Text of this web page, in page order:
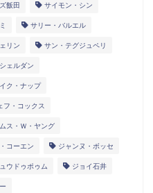
飯田 サイモン・シン
サリー・バルエル
リン サン・テグジュペリ
ェルダン
ク・ナップ
フ・コックス
ス・Ｗ・ヤング
コーエン ジャンヌ・ボッセ
ウドゥポゥム ジョイ石井